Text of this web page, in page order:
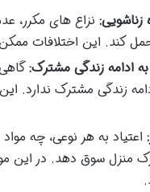
نزاع های مکرر،
کند. این اختلافات
ادامه زندگی مشترک:
زندگی مشترک ندارد.
اعتیاد به هر نوعی، چه
منزل سوق دهد. در این